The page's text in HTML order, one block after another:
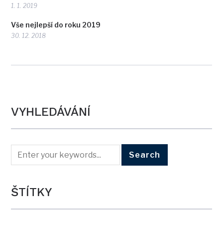
1. 1. 2019
Vše nejlepší do roku 2019
30. 12. 2018
VYHLEDÁVÁNÍ
ŠTÍTKY